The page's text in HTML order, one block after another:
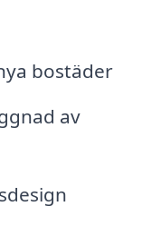
bostäder
av